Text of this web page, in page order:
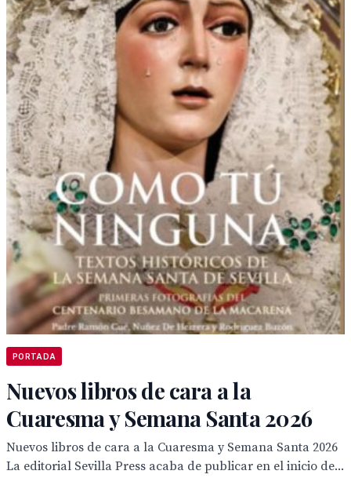
PORTADA
Nuevos libros de cara a la
Cuaresma y Semana Santa 2026
Nuevos libros de cara a la Cuaresma y Semana Santa 2026
La editorial Sevilla Press acaba de publicar en el inicio de...